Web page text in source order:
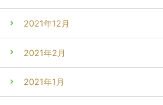
2021年12月
2021年2月
2021年1月